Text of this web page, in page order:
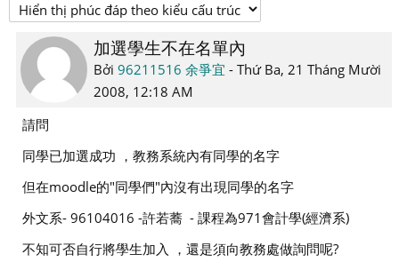
加選學生不在名單內
Bởi96211516 余爭宜 -Thứ Ba, 21 Tháng Mười
2008, 12:18 AM
Số
lượng
các
lời:
1
請問
同學已加選成功 ，教務系統內有同學的名字
但在moodle的"同學們"內沒有出現同學的名字
外文系- 96104016 -許若蕎 - 課程為971會計學(經濟系)
不知可否自行將學生加入 ，還是須向教務處做詢問呢?